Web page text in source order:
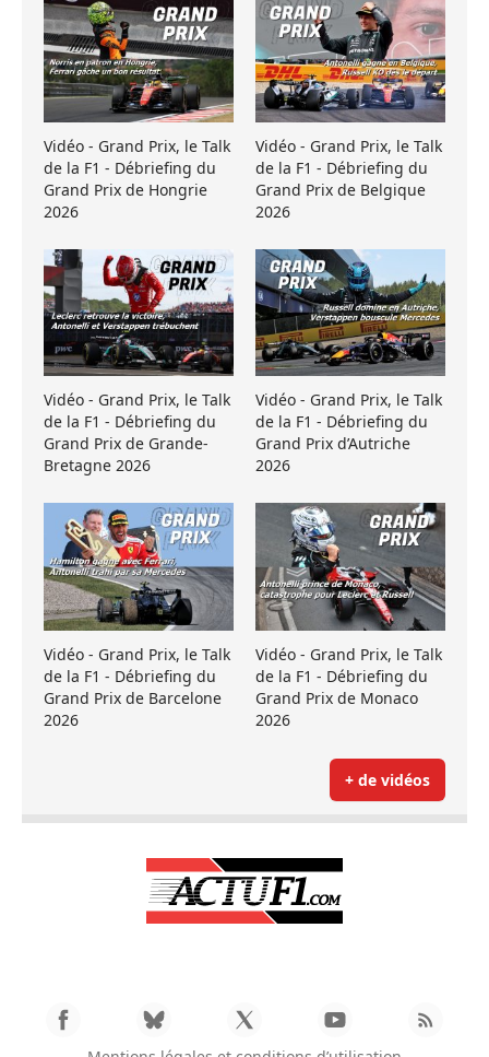
Vidéo - Grand Prix, le Talk
de la F1 - Débriefing du
Grand Prix de Hongrie
2026
Vidéo - Grand Prix, le Talk
de la F1 - Débriefing du
Grand Prix de Belgique
2026
Vidéo - Grand Prix, le Talk
de la F1 - Débriefing du
Grand Prix de Grande-
Bretagne 2026
Vidéo - Grand Prix, le Talk
de la F1 - Débriefing du
Grand Prix d’Autriche
2026
Vidéo - Grand Prix, le Talk
de la F1 - Débriefing du
Grand Prix de Barcelone
2026
Vidéo - Grand Prix, le Talk
de la F1 - Débriefing du
Grand Prix de Monaco
2026
+ de vidéos